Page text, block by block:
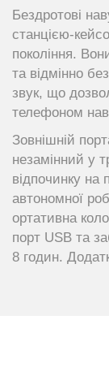
Бездротові
станцією-
покоління.
та відмінно
звук, що
телефоном
Зовнішній
незамінний у
відпочинку на
автономної
ортативна
порт USB та
8 годин.